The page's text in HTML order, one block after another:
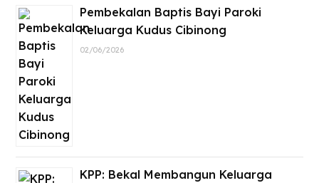
Pembekalan Baptis Bayi Paroki
Keluarga Kudus Cibinong
02/06/2026
KPP: Bekal Membangun Keluarga